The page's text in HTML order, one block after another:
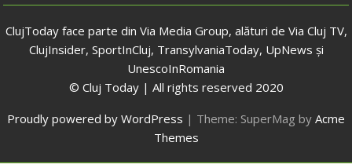
ClujToday face parte din Via Media Group, alături de Via Cluj TV,
ClujInsider, SportInCluj, TransylvaniaToday, UpNews și
UnescoInRomania
© Cluj Today | All rights reserved 2020
Proudly powered by WordPress | Theme: SuperMag by Acme
Themes